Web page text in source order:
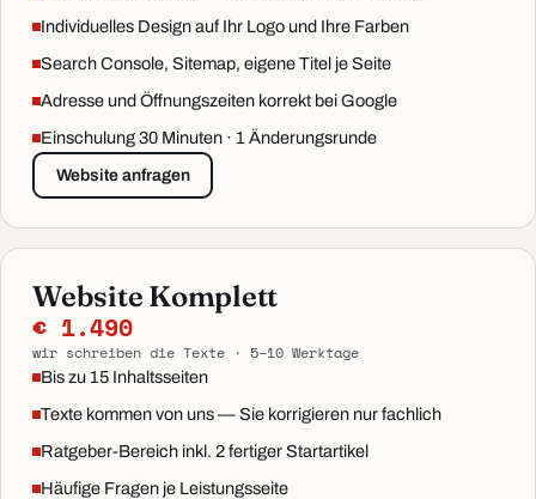
Individuelles Design auf Ihr Logo und Ihre Farben
Search Console, Sitemap, eigene Titel je Seite
Adresse und Öffnungszeiten korrekt bei Google
Einschulung 30 Minuten · 1 Änderungsrunde
Website anfragen
Website Komplett
€ 1.490
wir schreiben die Texte · 5–10 Werktage
Bis zu 15 Inhaltsseiten
Texte kommen von uns — Sie korrigieren nur fachlich
Ratgeber-Bereich inkl. 2 fertiger Startartikel
Häufige Fragen je Leistungsseite